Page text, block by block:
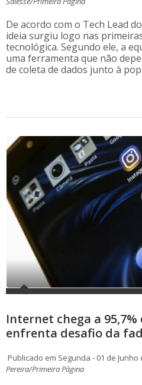
De acordo com o Tech Lead
ideia surgiu logo nas
tecnológica. Segundo ele, a
uma ferramenta que não
de coleta de dados junto à
Internet chega a 95,7%
enfrenta desafio da
Publicado em Segunda - 01 de Junho
Pereira/Primeira Página